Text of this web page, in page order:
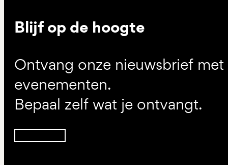
Blijf op de hoogte
Ontvang onze nieuwsbrief
evenementen.
Bepaal zelf wat je ontvangt.